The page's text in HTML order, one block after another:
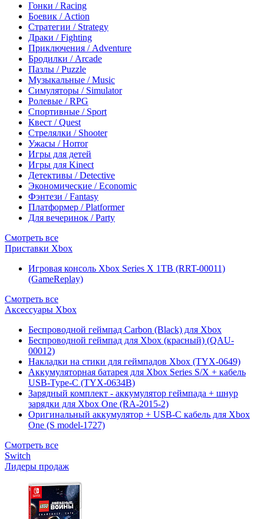
Гонки / Racing
Боевик / Action
Стратегии / Strategy
Драки / Fighting
Приключения / Adventure
Бродилки / Arcade
Пазлы / Puzzle
Музыкальные / Music
Симуляторы / Simulator
Ролевые / RPG
Спортивные / Sport
Квест / Quest
Стрелялки / Shooter
Ужасы / Horror
Игры для детей
Игры для Kinect
Детективы / Detective
Экономические / Economic
Фэнтези / Fantasy
Платформер / Platformer
Для вечеринок / Party
Смотреть все
Приставки Xbox
Игровая консоль Xbox Series X 1TB (RRT-00011)
(GameReplay)
Смотреть все
Аксессуары Xbox
Беспроводной геймпад Carbon (Black) для Xbox
Беспроводной геймпад для Xbox (красный) (QAU-
00012)
Накладки на стики для геймпадов Xbox (TYX-0649)
Аккумуляторная батарея для Xbox Series S/X + кабель
USB-Type-C (TYX-0634B)
Зарядный комплект - аккумулятор геймпада + шнур
зарядки для Xbox One (RA-2015-2)
Оригинальный аккумулятор + USB-C кабель для Xbox
One (S model-1727)
Смотреть все
Switch
Лидеры продаж